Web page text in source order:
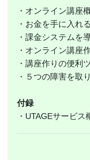
・オンライン講座
・お金を手に入れ
・課金システムを
・オンライン講座
・講座作りの便利
・５つの障害を取
付録
・ UTAGEサービス